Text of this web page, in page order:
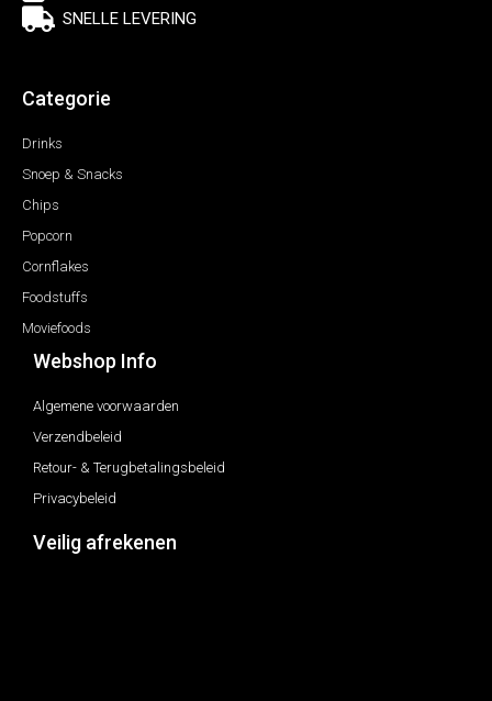
SNELLE LEVERING
Categorie
Drinks
Snoep & Snacks
Chips
Popcorn
Cornflakes
Foodstuffs
Moviefoods
Webshop Info
Algemene voorwaarden
Verzendbeleid
Retour- & Terugbetalingsbeleid
Privacybeleid
Veilig afrekenen